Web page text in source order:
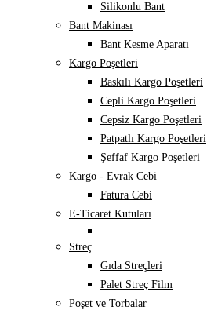
Silikonlu Bant
Bant Makinası
Bant Kesme Aparatı
Kargo Poşetleri
Baskılı Kargo Poşetleri
Cepli Kargo Poşetleri
Cepsiz Kargo Poşetleri
Patpatlı Kargo Poşetleri
Şeffaf Kargo Poşetleri
Kargo - Evrak Cebi
Fatura Cebi
E-Ticaret Kutuları
Streç
Gıda Streçleri
Palet Streç Film
Poşet ve Torbalar